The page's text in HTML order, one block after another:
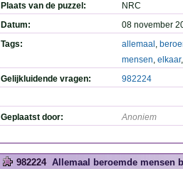
Plaats van de puzzel:
NRC
Datum:
08 november
Tags:
allemaal ,
mensen, elkaar
Gelijkluidende vragen:
982224
Geplaatst door: Anoniem
982224 Allemaal beroemde mensen